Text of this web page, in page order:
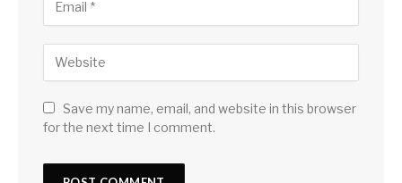
Save my name, email, and website in this browser
for the next time I comment.